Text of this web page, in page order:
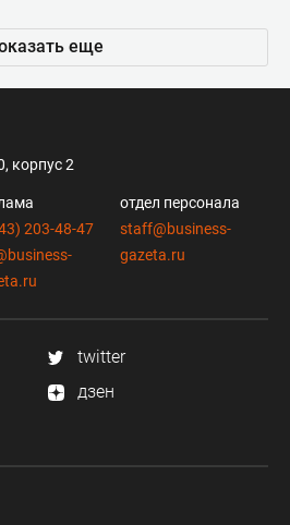
еще
корпус 2
203-48-47
отдел персонала
staff@business-
gazeta.ru
twitter
дзен